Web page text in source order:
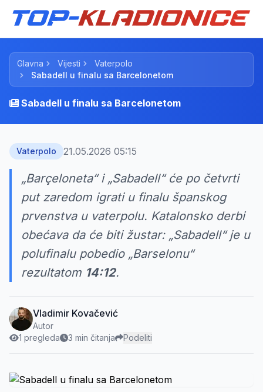
Glavna Vijesti
Vaterpolo
Sabadell u finalu sa Barcelonetom
Sabadell u finalu sa Barcelonetom
Vaterpolo 21.05.2026 05:15
„Barçeloneta“ i „Sabadell“ će po četvrti
put zaredom igrati u finalu španskog
prvenstva u vaterpolu. Katalonsko derbi
obećava da će biti žustar: „Sabadell“ je u
polufinalu pobedio „Barselonu“
rezultatom 14:12.
Vladimir Kovačević
Autor
1 pregleda
3 min čitanja Podeliti